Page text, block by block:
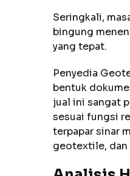
Seringkali,
bingung
yang tepat.
Penyedia
bentuk
jual ini sangat
sesuai fungsi
terpapar sinar
geotextile, dan